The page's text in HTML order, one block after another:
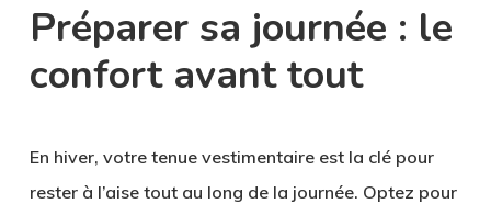
Préparer sa journée : le
confort avant tout
En hiver, votre tenue vestimentaire est la clé pour
rester à l’aise tout au long de la journée. Optez pour